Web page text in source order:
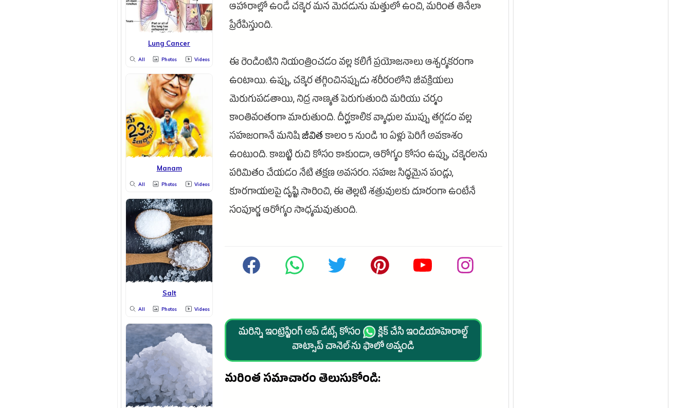
Lung Cancer
All Photos Videos
Manam
All Photos Videos
Salt
All Photos Videos
ఆహారాల్లో ఉండే చక్కెర మన మెదడును మత్తులో ఉంచి, మరింత తినేలా
ప్రేరేపిస్తుంది.
ఈ రెండింటిని నియంత్రించడం వల్ల కలిగే ప్రయోజనాలు ఆశ్చర్యకరంగా
ఉంటాయి. ఉప్పు, చక్కెర తగ్గించినప్పుడు శరీరంలోని జీవక్రియలు
మెరుగుపడతాయి, నిద్ర నాణ్యత పెరుగుతుంది మరియు చర్మం
కాంతివంతంగా మారుతుంది. దీర్ఘకాలిక వ్యాధుల ముప్పు తగ్గడం వల్ల
సహజంగానే మనిషిజీవితకాలం 5 నుండి 10 ఏళ్లు పెరిగే అవకాశం
ఉంటుంది. కాబట్టి రుచి కోసం కాకుండా, ఆరోగ్యం కోసం ఉప్పు, చక్కెరలను
పరిమితం చేయడం నేటి తక్షణ అవసరం. సహజ సిద్ధమైన పండ్లు,
కూరగాయలపై దృష్టి సారించి, ఈ తెల్లటి శత్రువులకు దూరంగా ఉంటేనే
సంపూర్ణ ఆరోగ్యం సాధ్యమవుతుంది.
మరిన్ని ఇంట్రెస్టింగ్ అప్ డేట్స్ కోసం
క్లిక్ చేసి ఇండియాహెరాల్డ్
వాట్సాప్ చానెల్·ను ఫాలో అవ్వండి
మరింత సమాచారం తెలుసుకోండి: